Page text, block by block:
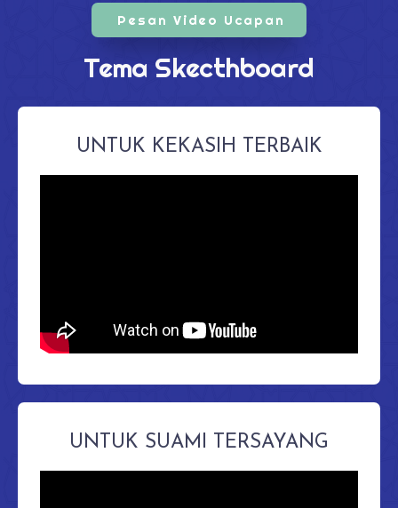
Pesan Video Ucapan
Tema Skecthboard
UNTUK KEKASIH TERBAIK
UNTUK SUAMI TERSAYANG